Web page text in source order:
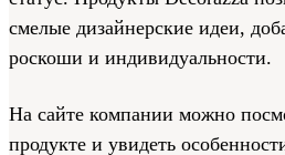
смелые дизайнерские идеи,
роскоши и индивидуальности.
На сайте компании можно
продукте и увидеть